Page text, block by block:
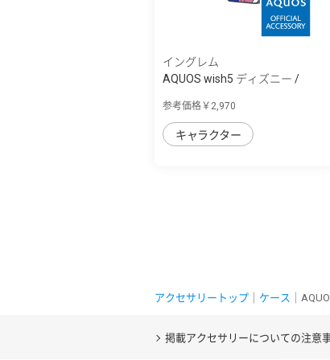
イングレム
AQUOS wish5 ディズニー /
参考価格￥2,970
キャラクター
アクセサリートップ ケース ｜
掲載アクセサリーについての注意